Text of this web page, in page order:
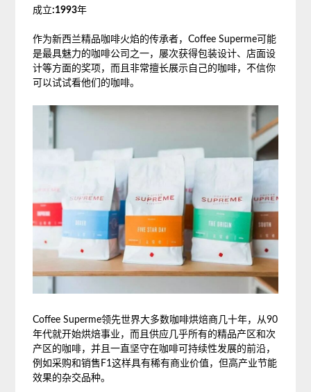
成立:1993年
作为新西兰精品咖啡火焰的传承者，Coffee Superme可能
是最具魅力的咖啡公司之一，屡次获得包装设计、店面设
计等方面的奖项，而且非常擅长展示自己的咖啡，不信你
可以试试看他们的咖啡。
Coffee Superme领先世界大多数咖啡烘焙商几十年，从90
年代就开始烘焙事业，而且供应几乎所有的精品产区和次
产区的咖啡，并且一直坚守在咖啡可持续性发展的前沿，
例如采购和销售F1这样具有稀有商业价值，但高产业节能
效果的杂交品种。